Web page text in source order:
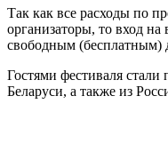
Так как все расходы по
организаторы, то вход на
свободным (бесплатным)
Гостями фестиваля стали
Беларуси, а также из